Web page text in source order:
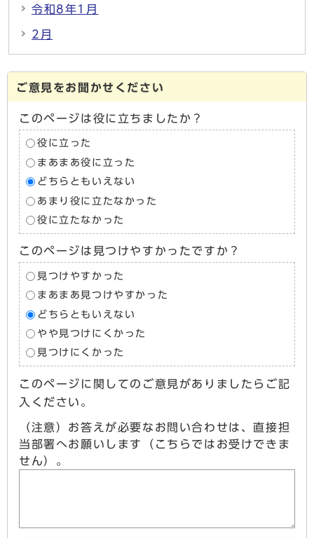
令和8年1月
2月
ご意見をお聞かせください
このページは役に立ちましたか？
役に立った
まあまあ役に立った
どちらともいえない
あまり役に立たなかった
役に立たなかった
このページは見つけやすかったですか？
見つけやすかった
まあまあ見つけやすかった
どちらともいえない
やや見つけにくかった
見つけにくかった
このページに関してのご意見がありましたらご記
入ください。
（注意）お答えが必要なお問い合わせは、直接担
当部署へお願いします（こちらではお受けできま
せん）。